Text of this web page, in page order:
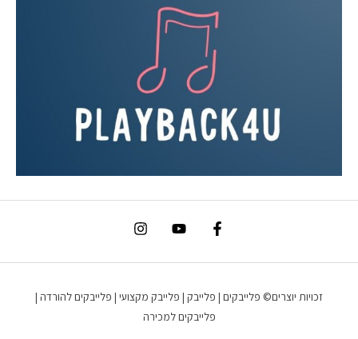
זכויות יוצרים© פלייבקים | פלייבק | פלייבק מקצועי | פלייבקים להורדה |
פלייבקים למכירה